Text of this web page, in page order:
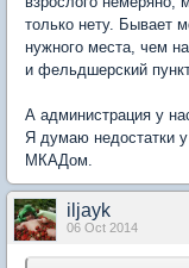
только нету. Бывает
нужного места, чем
и фельдшерский
А администрация у
Я думаю недостатки
МКАДом.
iljayk
06 Oct 2014